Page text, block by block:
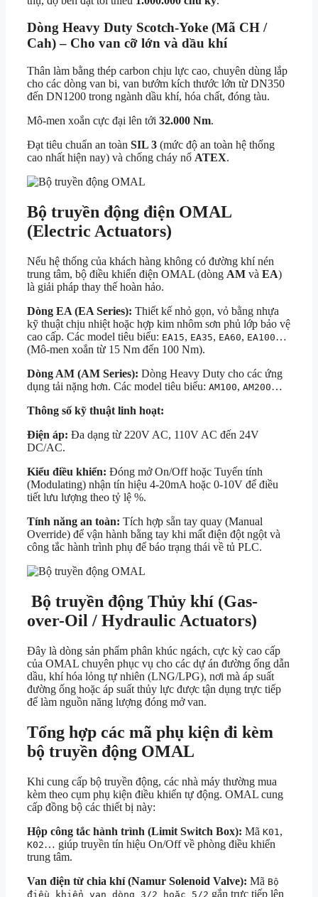
Dòng Heavy Duty Scotch-Yoke (Mã CH /
Cah) – Cho van cỡ lớn và dầu khí
Thân làm bằng thép carbon chịu lực cao, chuyên dùng lắp
cho các dòng van bi, van bướm kích thước lớn từ DN350
đến DN1200 trong ngành dầu khí, hóa chất, đóng tàu.
Mô-men xoắn cực đại lên tới 32.000 Nm.
Đạt tiêu chuẩn an toàn SIL 3 (mức độ an toàn hệ thống
cao nhất hiện nay) và chống cháy nổ ATEX.
Bộ truyền động điện OMAL
(Electric Actuators)
Nếu hệ thống của khách hàng không có đường khí nén
trung tâm, bộ điều khiển điện OMAL (dòng AM và EA)
là giải pháp thay thế hoàn hảo.
Dòng EA (EA Series): Thiết kế nhỏ gọn, vỏ bằng nhựa
kỹ thuật chịu nhiệt hoặc hợp kim nhôm sơn phủ lớp bảo vệ
cao cấp. Các model tiêu biểu: EA15, EA35, EA60, EA100…
(Mô-men xoắn từ 15 Nm đến 100 Nm).
Dòng AM (AM Series): Dòng Heavy Duty cho các ứng
dụng tải nặng hơn. Các model tiêu biểu: AM100, AM200…
Thông số kỹ thuật linh hoạt:
Điện áp: Đa dạng từ 220V AC, 110V AC đến 24V
DC/AC.
Kiểu điều khiển: Đóng mở On/Off hoặc Tuyến tính
(Modulating) nhận tín hiệu 4-20mA hoặc 0-10V để điều
tiết lưu lượng theo tỷ lệ %.
Tính năng an toàn: Tích hợp sẵn tay quay (Manual
Override) để vận hành bằng tay khi mất điện đột ngột và
công tắc hành trình phụ để báo trạng thái về tủ PLC.
Bộ truyền động Thủy khí (Gas-
over-Oil / Hydraulic Actuators)
Đây là dòng sản phẩm phân khúc ngách, cực kỳ cao cấp
của OMAL chuyên phục vụ cho các dự án đường ống dẫn
dầu, khí hóa lỏng tự nhiên (LNG/LPG), nơi mà áp suất
đường ống hoặc áp suất thủy lực được tận dụng trực tiếp
để làm nguồn năng lượng đóng mở van.
Tổng hợp các mã phụ kiện đi kèm
bộ truyền động OMAL
Khi cung cấp bộ truyền động, các nhà máy thường mua
kèm theo cụm phụ kiện điều khiển tự động. OMAL cung
cấp đồng bộ các thiết bị này:
Hộp công tắc hành trình (Limit Switch Box): Mã K01 ,
K02… giúp truyền tín hiệu On/Off về phòng điều khiển
trung tâm.
Van điện từ chia khí (Namur Solenoid Valve): Mã Bộ
điều khiển van dòng 3/2 hoặc 5/2 gắn trực tiếp lên